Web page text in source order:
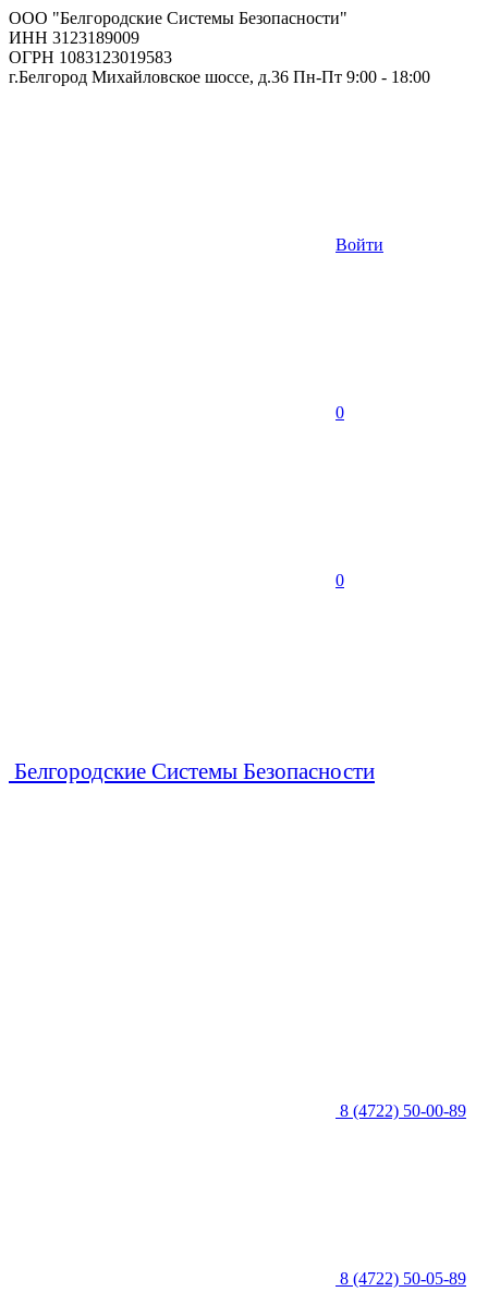
ООО "Белгородские Системы Безопасности"
ИНН 3123189009
ОГРН 1083123019583
г.Белгород Михайловское шоссе, д.36 Пн-Пт 9:00 - 18:00
Войти
0
0
Белгородские Системы Безопасности
8 (4722) 50-00-89
8 (4722) 50-05-89